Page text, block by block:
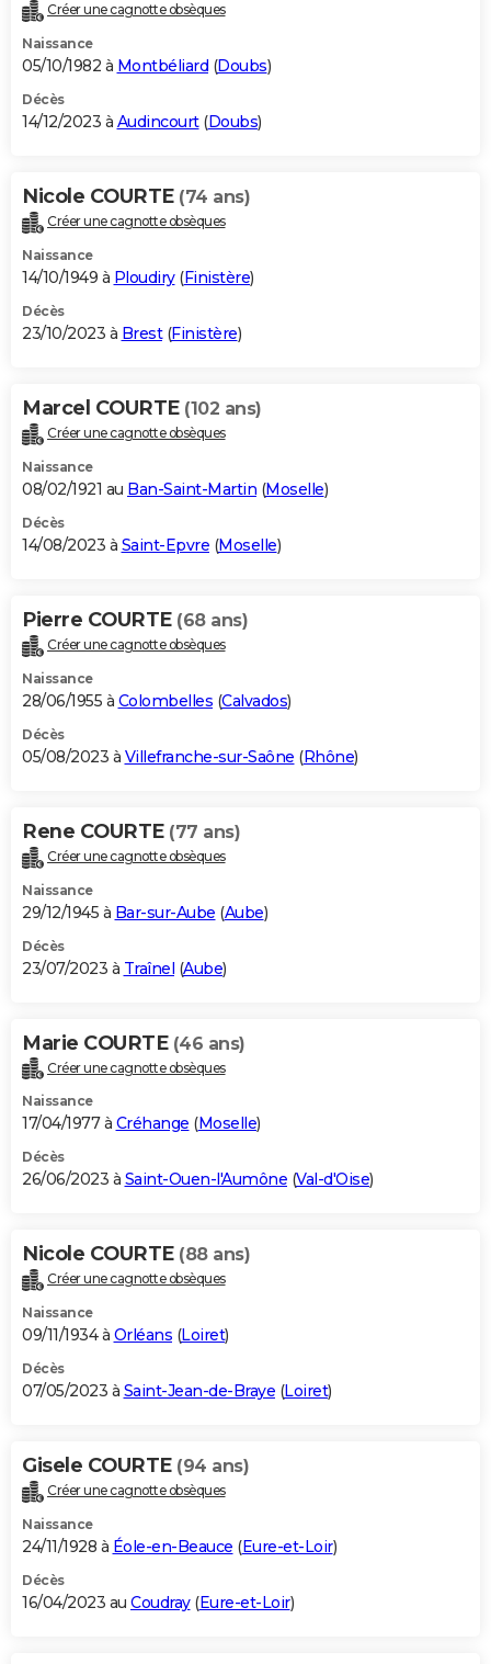
Créer une cagnotte obsèques
Naissance
05/10/1982 à Montbéliard (Doubs)
Décès
14/12/2023 à Audincourt(Doubs)
Nicole COURTE (74 ans)
Créer une cagnotte obsèques
Naissance
14/10/1949 à Ploudiry(Finistère)
Décès
23/10/2023 à Brest(Finistère)
Marcel COURTE (102 ans)
Créer une cagnotte obsèques
Naissance
08/02/1921 au Ban-Saint-Martin (Moselle)
Décès
14/08/2023 à Saint-Epvre (Moselle)
Pierre COURTE (68 ans)
Créer une cagnotte obsèques
Naissance
28/06/1955 à Colombelles (Calvados)
Décès
05/08/2023 à Villefranche-sur-Saône (Rhône)
Rene COURTE (77 ans)
Créer une cagnotte obsèques
Naissance
29/12/1945 à Bar-sur-Aube (Aube)
Décès
23/07/2023 à Traînel (Aube)
Marie COURTE (46 ans)
Créer une cagnotte obsèques
Naissance
17/04/1977 à Créhange (Moselle)
Décès
26/06/2023 à Saint-Ouen-l'Aumône (Val-d'Oise)
Nicole COURTE (88 ans)
Créer une cagnotte obsèques
Naissance
09/11/1934 à Orléans (Loiret)
Décès
07/05/2023 à Saint-Jean-de-Braye (Loiret)
Gisele COURTE (94 ans)
Créer une cagnotte obsèques
Naissance
24/11/1928 à Éole-en-Beauce (Eure-et-Loir)
Décès
16/04/2023 au Coudray(Eure-et-Loir)